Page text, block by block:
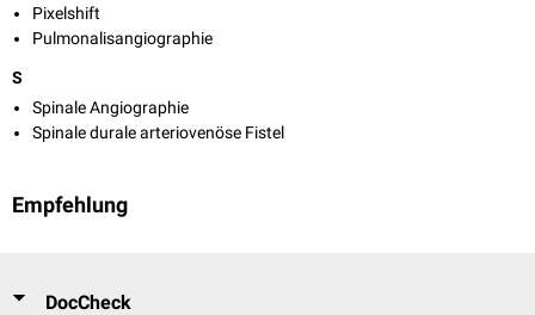
Pixelshift
Pulmonalisangiographie
S
Spinale Angiographie
Spinale durale arteriovenöse Fistel
Empfehlung
DocCheck